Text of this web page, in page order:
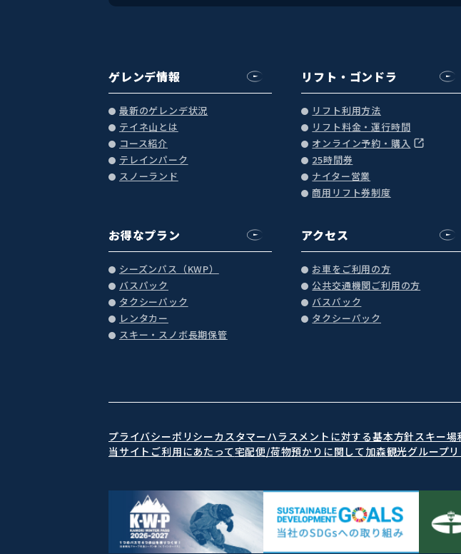
ゲレンデ情報
最新のゲレンデ状況
テイネ山とは
コース紹介
テレインパーク
スノーランド
リフト・ゴンドラ
リフト利用方法
リフト料金・運行時間
オンライン予約・購入
25時間券
ナイター営業
商用リフト券制度
お得なプラン
シーズンパス（KWP）
バスパック
タクシーパック
レンタカー
スキー・スノボ長期保管
アクセス
お車をご利用の方
公共交通機関ご利用の方
バスパック
タクシーパック
プライバシーポリシーカスタマーハラスメントに対する基本方針スキー場
当サイトご利用にあたって宅配便/荷物預かりに関して加森観光グループ